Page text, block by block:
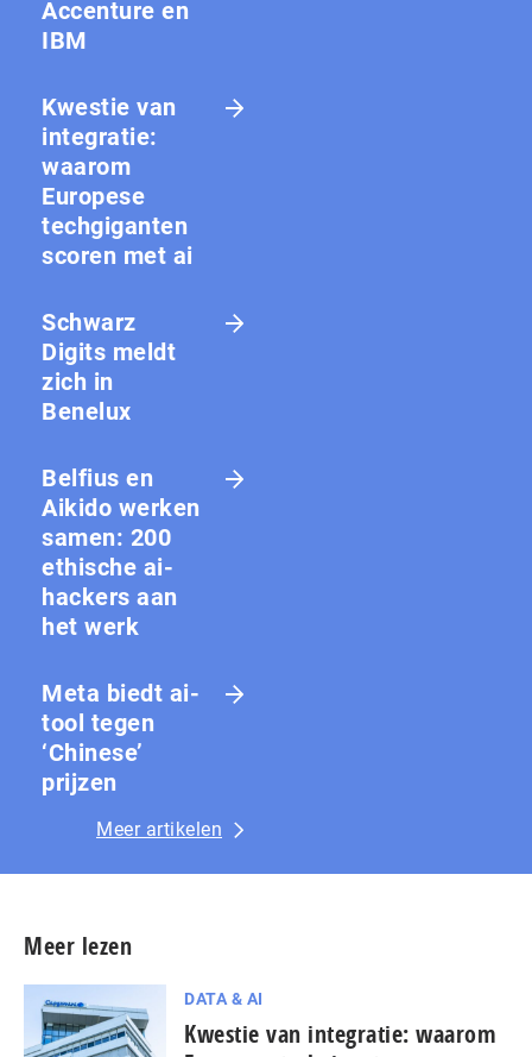
Accenture en
IBM
Kwestie van
integratie:
waarom
Europese
techgiganten
scoren met ai
Schwarz
Digits meldt
zich in
Benelux
Belfius en
Aikido werken
samen: 200
ethische ai-
hackers aan
het werk
Meta biedt ai-
tool tegen
‘Chinese’
prijzen
Meer artikelen
Meer lezen
DATA & AI
Kwestie van integratie: waarom